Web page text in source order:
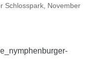
Schlosspark, November